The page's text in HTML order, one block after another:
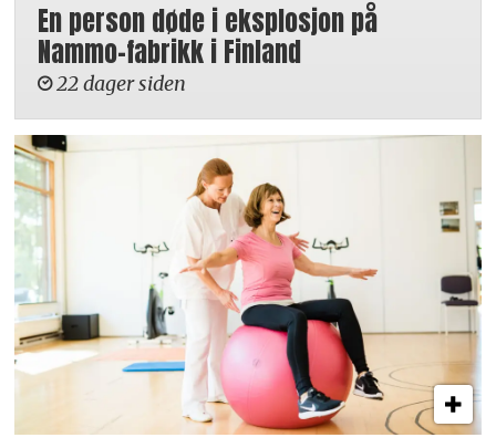
En person døde i eksplosjon på
Nammo-fabrikk i Finland
22 dager siden